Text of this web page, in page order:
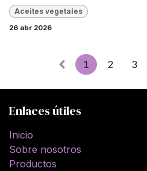
Aceites vegetales
26 abr 2026
1 2 3
Enlaces útiles
Inicio
Sobre nosotros
Productos